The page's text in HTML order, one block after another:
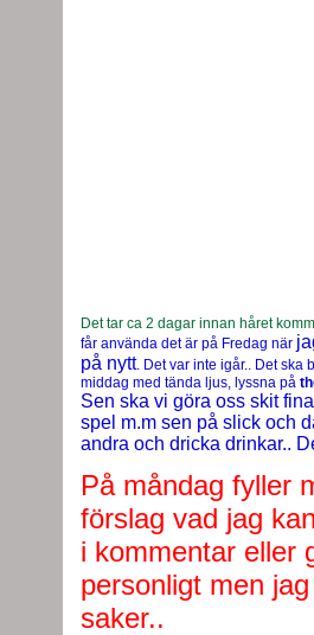
Det tar ca 2 dagar innan håret
får använda det är på Fredag när
på nytt. Det var inte igår.. Det ska
middag med tända ljus, lyssna på
Sen ska vi göra oss skit
spel m.m sen på slick och
andra och dricka drinkar..
På måndag fyller
förslag vad jag
i kommentar eller
personligt men
saker..